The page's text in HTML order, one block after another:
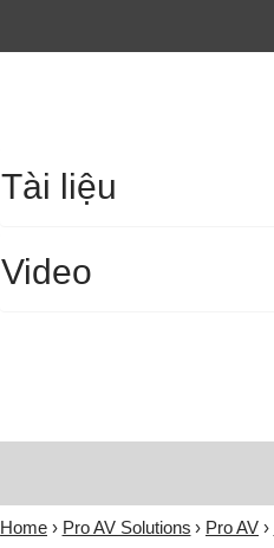
Tài liệu
Video
Home Pro AV Solutions Pro AV